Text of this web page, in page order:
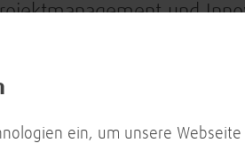
ein, um unsere
und
ist eine
Er